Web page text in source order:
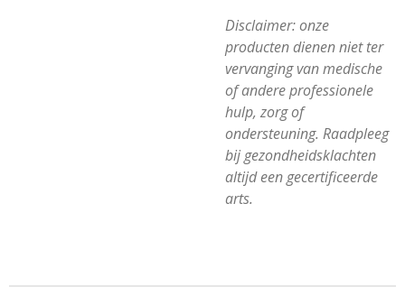
Disclaimer: onze
producten dienen niet ter
vervanging van medische
of andere professionele
hulp, zorg of
ondersteuning. Raadpleeg
bij gezondheidsklachten
altijd een gecertificeerde
arts.